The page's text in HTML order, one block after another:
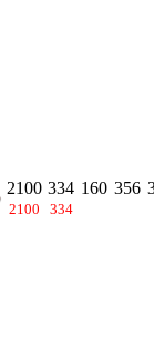
2100
2100
334
334
160 356